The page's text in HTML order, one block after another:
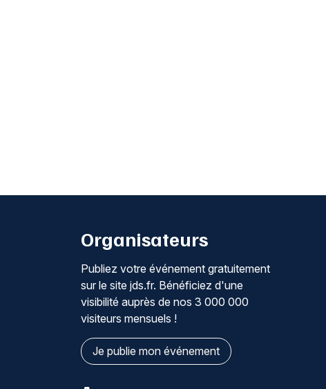
Organisateurs
Publiez votre événement gratuitement
sur le site jds.fr. Bénéficiez d'une
visibilité auprès de nos 3 000 000
visiteurs mensuels !
Je publie mon événement